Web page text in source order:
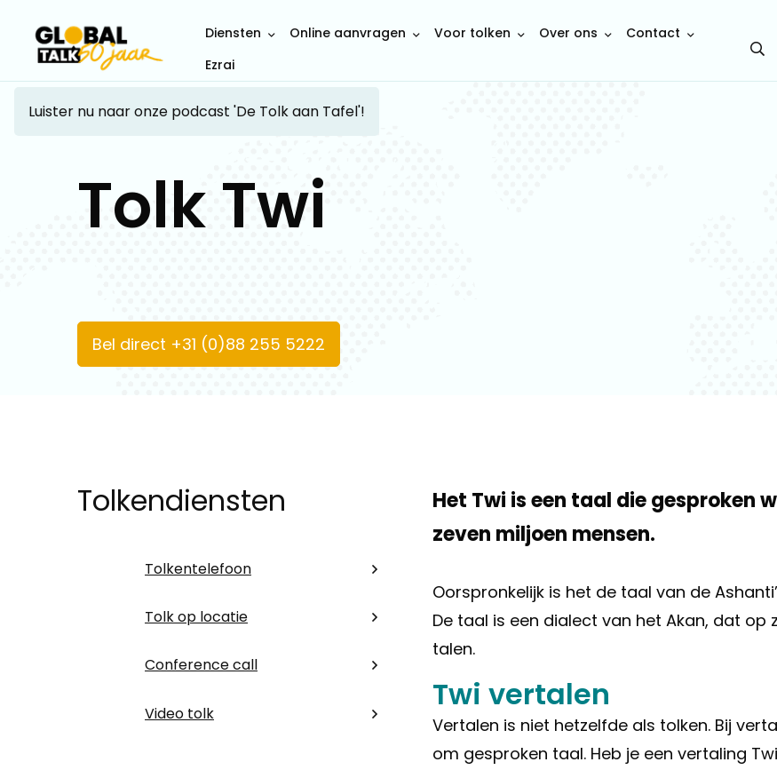
Diensten Online aanvragen Voor tolken Over ons
Contact
Ezrai
Luister nu naar onze podcast 'De Tolk aan Tafel'!
Tolk Twi
Bel direct +31 (0)88 255 5222
Tolkendiensten
Tolkentelefoon
Tolk op locatie
Conference call
Video tolk
Het Twi is een taal die gesproken
zeven miljoen mensen.
Oorspronkelijk is het de taal van de
De taal is een dialect van het Akan, dat
talen.
Twi vertalen
Vertalen is niet hetzelfde als tolken. Bij
om gesproken taal. Heb je een vertaling